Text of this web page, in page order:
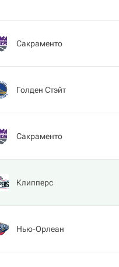
Сакраменто
Голден Стэйт
Сакраменто
Клипперс
Нью-Орлеан